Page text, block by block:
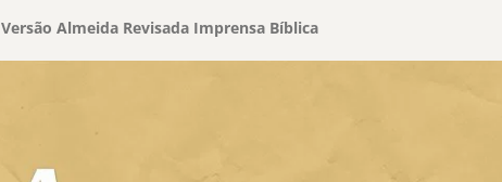
Versão Almeida Revisada Imprensa Bíblica